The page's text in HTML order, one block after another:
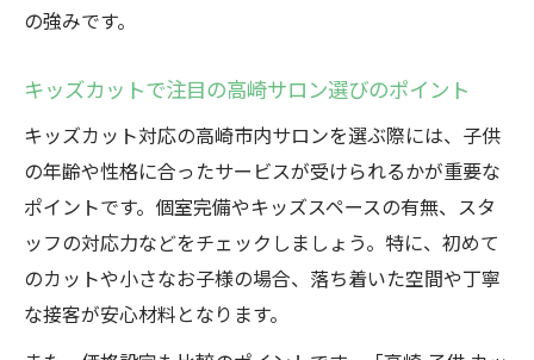
の強みです。
キッズカットで注目の高崎サロン選びのポイント
キッズカット対応の高崎市内サロンを選ぶ際には、子供
の年齢や性格に合ったサービスが受けられるかが重要な
ポイントです。個室完備やキッズスペースの有無、スタ
ッフの対応力などをチェックしましょう。特に、初めて
のカットや小さなお子様の場合、落ち着いた空間や丁寧
な接客が安心材料となります。